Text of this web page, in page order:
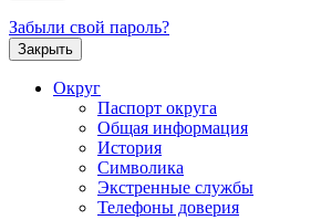
Забыли свой пароль?
Закрыть
Округ
Паспорт округа
Общая информация
История
Символика
Экстренные службы
Телефоны доверия